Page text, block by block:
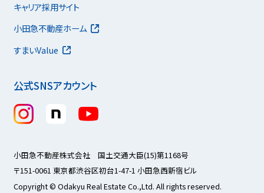
公式SNSアカウント
キャリア採用サイト
小田急不動産ホーム
すまいValue
小田急不動産株式会社 国土交通大臣(15)第1168号
〒151-0061 東京都渋谷区初台1-47-1 小田急西新宿ビル
Copyright © Odakyu Real Estate Co.,Ltd. All rights reserved.